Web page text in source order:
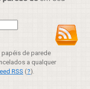
papéis de parede
a qualquer
RSS (?).